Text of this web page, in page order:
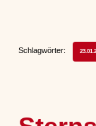
Schlagwörter: